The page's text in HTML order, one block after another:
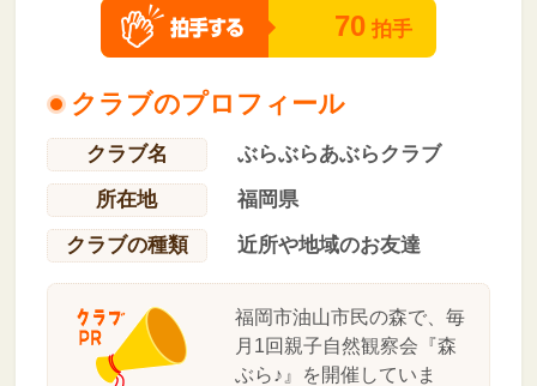
70 拍手
クラブのプロフィール
クラブ名
ぶらぶらあぶらクラブ
所在地
福岡県
クラブの種類
近所や地域のお友達
福岡市油山市民の森で、毎
月1回親子自然観察会『森
ぶら♪』を開催していま